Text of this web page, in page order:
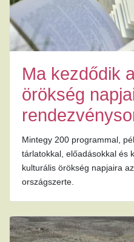
Ma kezdődik
örökség
Mintegy 200 programmal,
tárlatokkal, előadásokkal és
kulturális örökség napjaira
országszerte.